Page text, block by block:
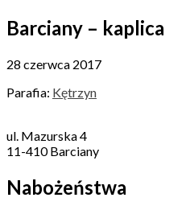
Barciany – kaplica
28 czerwca 2017
Parafia: Kętrzyn
ul. Mazurska 4
11-410 Barciany
Nabożeństwa